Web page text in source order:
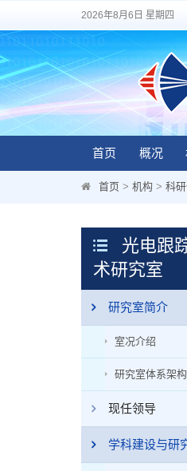
2026年8月6日 星期四
首页 概况
首页 > 机构 > 科
光电跟
术研究室
研究室简介
室况介绍
研究室体系架构
现任领导
学科建设与研